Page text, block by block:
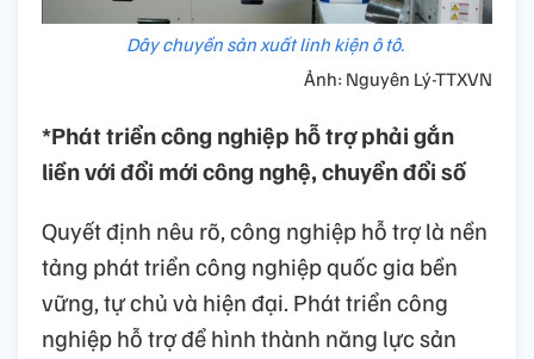
Dây chuyền sản xuất linh kiện ô tô.
Ảnh: Nguyên Lý-TTXVN
*Phát triển công nghiệp hỗ trợ phải gắn
liền với đổi mới công nghệ, chuyển đổi số
Quyết định nêu rõ, công nghiệp hỗ trợ là nền
tảng phát triển công nghiệp quốc gia bền
vững, tự chủ và hiện đại. Phát triển công
nghiệp hỗ trợ để hình thành năng lực sản